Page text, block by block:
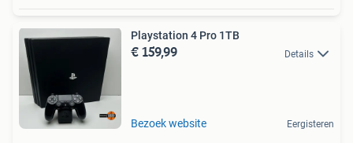
Playstation 4 Pro 1TB
€ 159,99 Details
Bezoek website Eergisteren